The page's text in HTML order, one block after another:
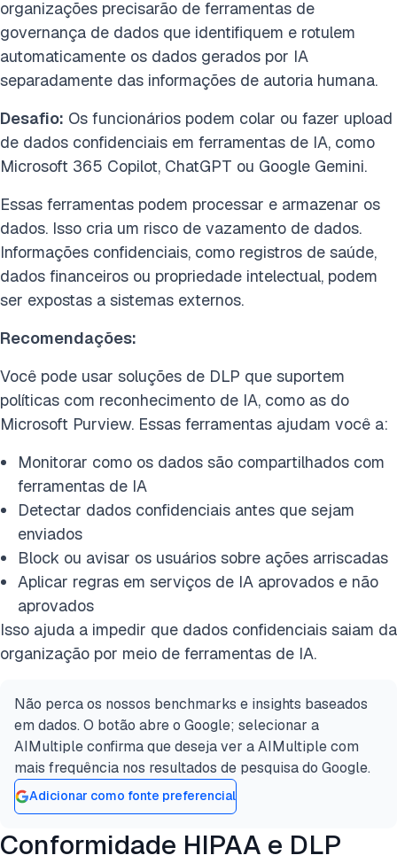
organizações precisarão de ferramentas de
governança de dados que identifiquem e rotulem
automaticamente os dados gerados por IA
separadamente das informações de autoria humana.
Desafio: Os funcionários podem colar ou fazer upload
de dados confidenciais em ferramentas de IA, como
Microsoft 365 Copilot, ChatGPT ou Google Gemini.
Essas ferramentas podem processar e armazenar os
dados. Isso cria um risco de vazamento de dados.
Informações confidenciais, como registros de saúde,
dados financeiros ou propriedade intelectual, podem
ser expostas a sistemas externos.
Recomendações:
Você pode usar soluções de DLP que suportem
políticas com reconhecimento de IA, como as do
Microsoft Purview. Essas ferramentas ajudam você a:
Monitorar como os dados são compartilhados com
ferramentas de IA
Detectar dados confidenciais antes que sejam
enviados
Block ou avisar os usuários sobre ações arriscadas
Aplicar regras em serviços de IA aprovados e não
aprovados
Isso ajuda a impedir que dados confidenciais saiam da
organização por meio de ferramentas de IA.
Não perca os nossos benchmarks e insights baseados
em dados. O botão abre o Google; selecionar a
AIMultiple confirma que deseja ver a AIMultiple com
mais frequência nos resultados de pesquisa do Google.
Adicionar como fonte preferencial
Conformidade HIPAA e DLP